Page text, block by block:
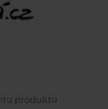
produktu